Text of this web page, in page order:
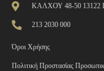
ΚΑΛΧΟΥ 48-50 13122
213 2030 000
Όροι Χρήσης
Πολιτική Προστασίας